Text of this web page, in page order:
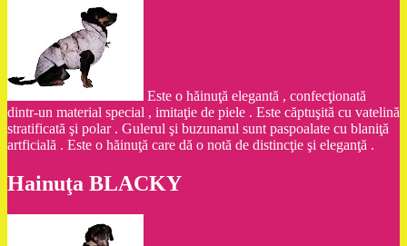
Este o hăinuţă elegantă , confecţionată
dintr-un material special , imitaţie de piele . Este căptuşită cu vatelină
stratificată şi polar . Gulerul şi buzunarul sunt paspoalate cu blaniţă
artficială . Este o hăinuţă care dă o notă de distincţie şi eleganţă .
Hainuţa BLACKY